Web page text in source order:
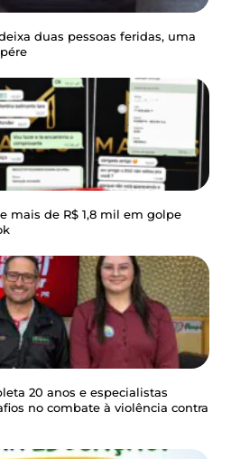
duas pessoas feridas, uma
mais de R$ 1,8 mil em golpe
20 anos e especialistas
no combate à violência contra